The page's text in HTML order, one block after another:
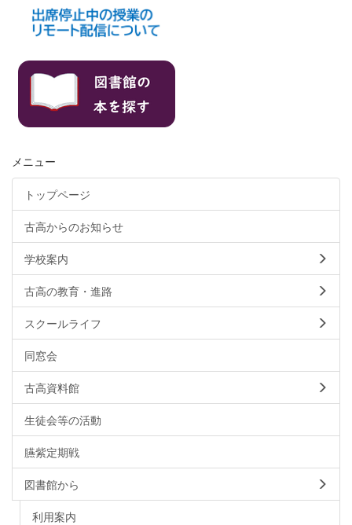
メニュー
トップページ
古高からのお知らせ
学校案内
古高の教育・進路
スクールライフ
同窓会
古高資料館
生徒会等の活動
臙紫定期戦
図書館から
利用案内